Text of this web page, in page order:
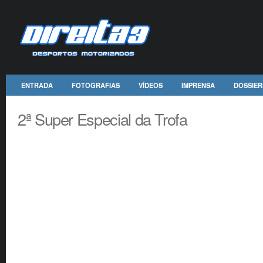
ENTRADA FOTOGRAFIAS VÍDEOS IMPRENSA
2ª Super Especial da Trofa